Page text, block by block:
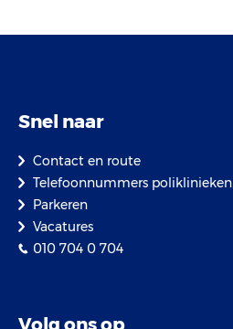
Snel naar
Contact en route
Telefoonnummers poliklinieken
Parkeren
Vacatures
010 704 0 704
Volg ons op